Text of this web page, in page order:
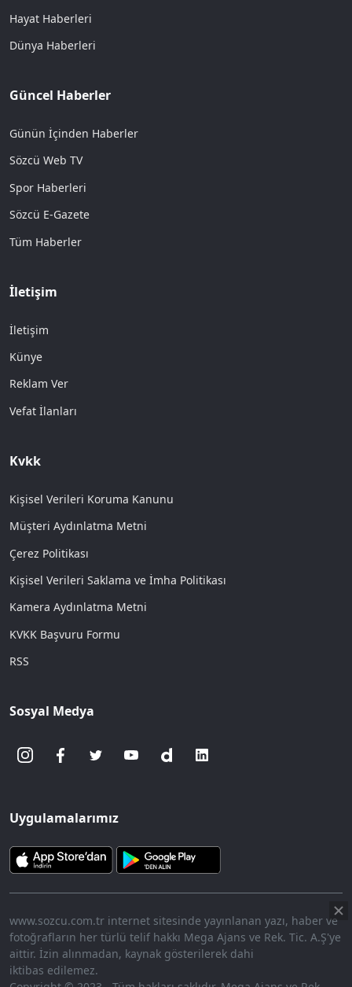
Hayat Haberleri
Dünya Haberleri
Güncel Haberler
Günün İçinden Haberler
Sözcü Web TV
Spor Haberleri
Sözcü E-Gazete
Tüm Haberler
İletişim
İletişim
Künye
Reklam Ver
Vefat İlanları
Kvkk
Kişisel Verileri Koruma Kanunu
Müşteri Aydınlatma Metni
Çerez Politikası
Kişisel Verileri Saklama ve İmha Politikası
Kamera Aydınlatma Metni
KVKK Başvuru Formu
RSS
Sosyal Medya
Uygulamalarımız
www.sozcu.com.tr internet sitesinde yayınlanan yazı, haber ve
fotoğrafların her türlü telif hakkı Mega Ajans ve Rek. Tic. A.Ş'ye
aittir. İzin alınmadan, kaynak gösterilerek dahi
iktibas edilemez.